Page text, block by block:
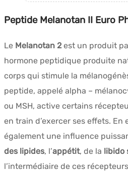
Peptide Melanotan II Euro
Le Melanotan 2est un produit
hormone peptidique produite
corps qui stimule la
peptide, appelé alpha –
ou MSH, active certains
en train d’exercer ses effets. En
également une influence
des lipides, l’appétit, de la libido
l’intermédiaire de ces